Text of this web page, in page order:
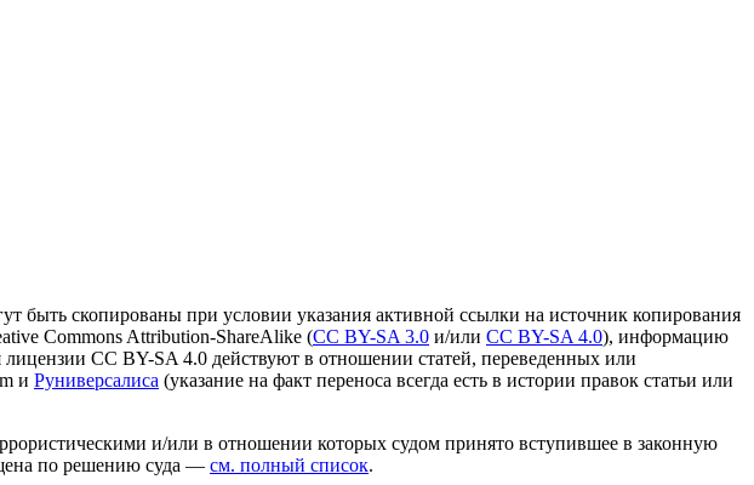
быть скопированы при условии указания активной ссылки на источник копирования
Commons Attribution-ShareAlike (CC BY-SA 3.0 и/или CC BY-SA 4.0), информацию
CC BY-SA 4.0 действуют в отношении статей, переведенных или
и Руниверсалиса (указание на факт переноса всегда есть в истории правок статьи или
и/или в отношении которых судом принято вступившее в законную
по решению суда — см. полный список.